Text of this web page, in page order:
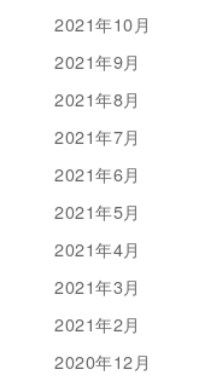
2021年10月
2021年9月
2021年8月
2021年7月
2021年6月
2021年5月
2021年4月
2021年3月
2021年2月
2020年12月